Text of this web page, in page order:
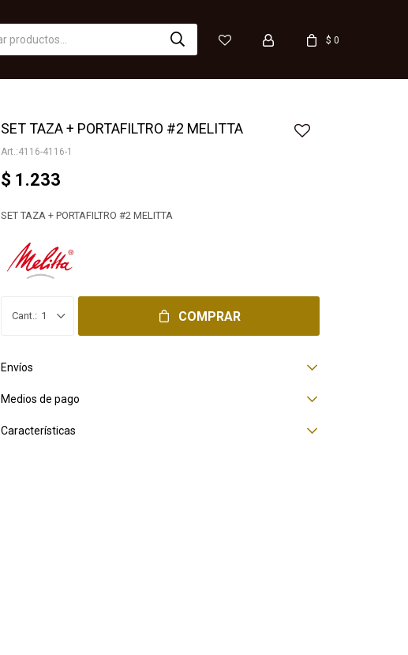
$ 0
SET TAZA + PORTAFILTRO #2 MELITTA
4116-4116-1
$ 1.233
SET TAZA + PORTAFILTRO #2 MELITTA
1 COMPRAR
Envíos
Medios de pago
Características